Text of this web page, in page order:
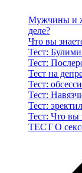
Мужчины и
деле?
Что вы
Тест:
Тест:
Тест на
Тест:
Тест:
Тест:
Тест: Что вы
ТЕСТ О